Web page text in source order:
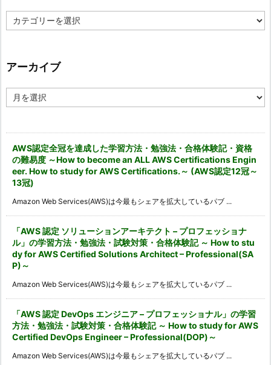
テ
ー
アーカイブ
ー
AWS認定全冠を達成した学習方法・勉強法・合格体験記・資格
の難易度 ～How to become an ALL AWS Certifications Engin
eer. How to study for AWS Certifications.～ (AWS認定12冠～
13冠)
Amazon Web Services(AWS)は今最もシェアを拡大しているパブ ...
「AWS 認定 ソリューションアーキテクト – プロフェッショナ
ル」の学習方法・勉強法・試験対策・合格体験記 ～ How to stu
dy for AWS Certified Solutions Architect – Professional(SA
P)～
Amazon Web Services(AWS)は今最もシェアを拡大しているパブ ...
「AWS 認定 DevOps エンジニア – プロフェッショナル」の学習
方法・勉強法・試験対策・合格体験記 ～ How to study for AWS
Certified DevOps Engineer – Professional(DOP)～
Amazon Web Services(AWS)は今最もシェアを拡大しているパブ ...